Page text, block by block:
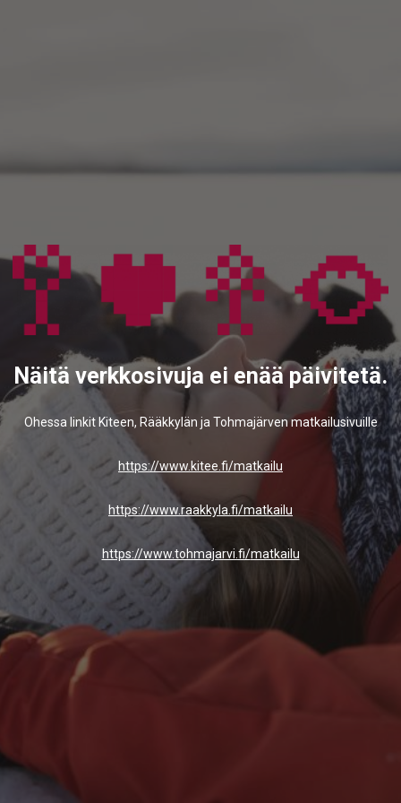
Näitä verkkosivuja ei enää päivitetä.
Ohessa linkit Kiteen, Rääkkylän ja Tohmajärven matkailusivuille
https://www.kitee.fi/matkailu
https://www.raakkyla.fi/matkailu
https://www.tohmajarvi.fi/matkailu